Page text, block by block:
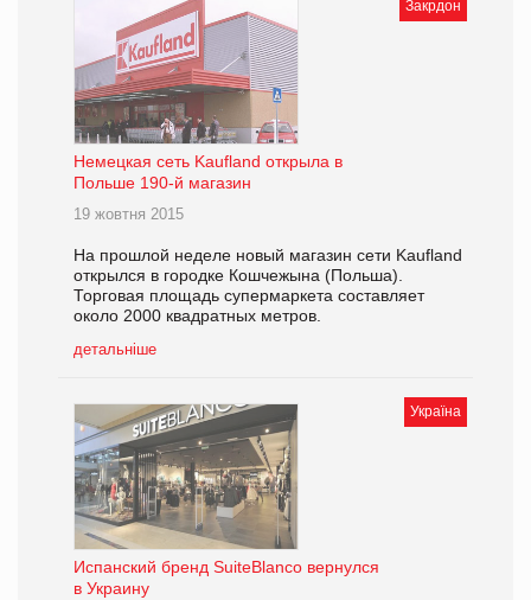
Закрдон
Немецкая сеть Kaufland открыла в
Польше 190-й магазин
19 жовтня 2015
На прошлой неделе новый магазин сети Kaufland
открылся в городке Кошчежына (Польша).
Торговая площадь супермаркета составляет
около 2000 квадратных метров.
детальніше
Україна
Испанский бренд SuiteBlanco вернулся
в Украину